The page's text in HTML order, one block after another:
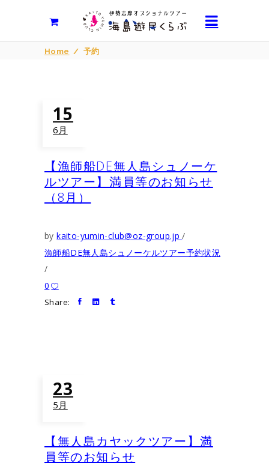
Home / 予約
15
6月
【漁師船DE無人島シュノーケ
ルツアー】満員等のお知らせ
（8月）
bykaito-yumin-club@oz-group.jp
漁師船DE無人島シュノーケルツアー予約状況
0
Share:
23
5月
【無人島カヤックツアー】満
員等のお知らせ